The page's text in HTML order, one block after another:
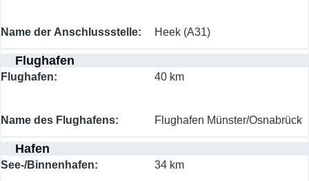
Name der Anschlussstelle Heek (A31)
Flughafen
Flughafen 40 km
Name des Flughafens Flughafen Münster/Osnabrück
Hafen
See-/Binnenhafen 34 km